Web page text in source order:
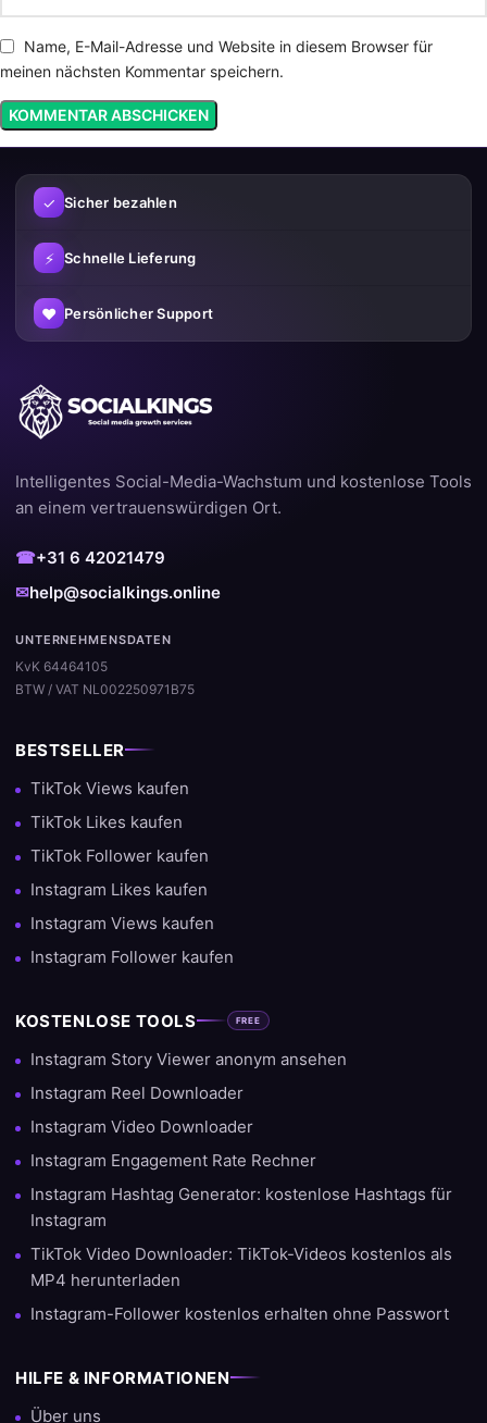
Name, E-Mail-Adresse und Website in diesem Browser für
meinen nächsten Kommentar speichern.
✓ Sicher bezahlen
⚡ Schnelle Lieferung
♥ Persönlicher Support
Intelligentes Social-Media-Wachstum und kostenlose Tools
an einem vertrauenswürdigen Ort.
☎+31 6 42021479
✉help@socialkings.online
UNTERNEHMENSDATEN
KvK 64464105
BTW / VAT NL002250971B75
BESTSELLER
TikTok Views kaufen
TikTok Likes kaufen
TikTok Follower kaufen
Instagram Likes kaufen
Instagram Views kaufen
Instagram Follower kaufen
KOSTENLOSE TOOLS FREE
Instagram Story Viewer anonym ansehen
Instagram Reel Downloader
Instagram Video Downloader
Instagram Engagement Rate Rechner
Instagram Hashtag Generator: kostenlose Hashtags für
Instagram
TikTok Video Downloader: TikTok-Videos kostenlos als
MP4 herunterladen
Instagram-Follower kostenlos erhalten ohne Passwort
HILFE & INFORMATIONEN
Über uns